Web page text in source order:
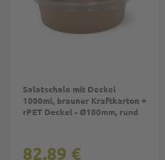
Salatschale mit Deckel
1000ml, brauner Kraftkarton +
rPET Deckel - Ø180mm, rund
82,89 €